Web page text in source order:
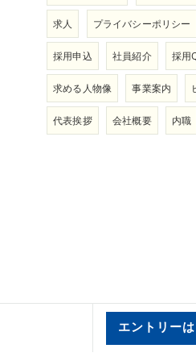
求人 プライバシーポリシー
採用申込 社員紹介 採用
求める人物像 事業案内
代表挨拶 会社概要 内職
エントリー